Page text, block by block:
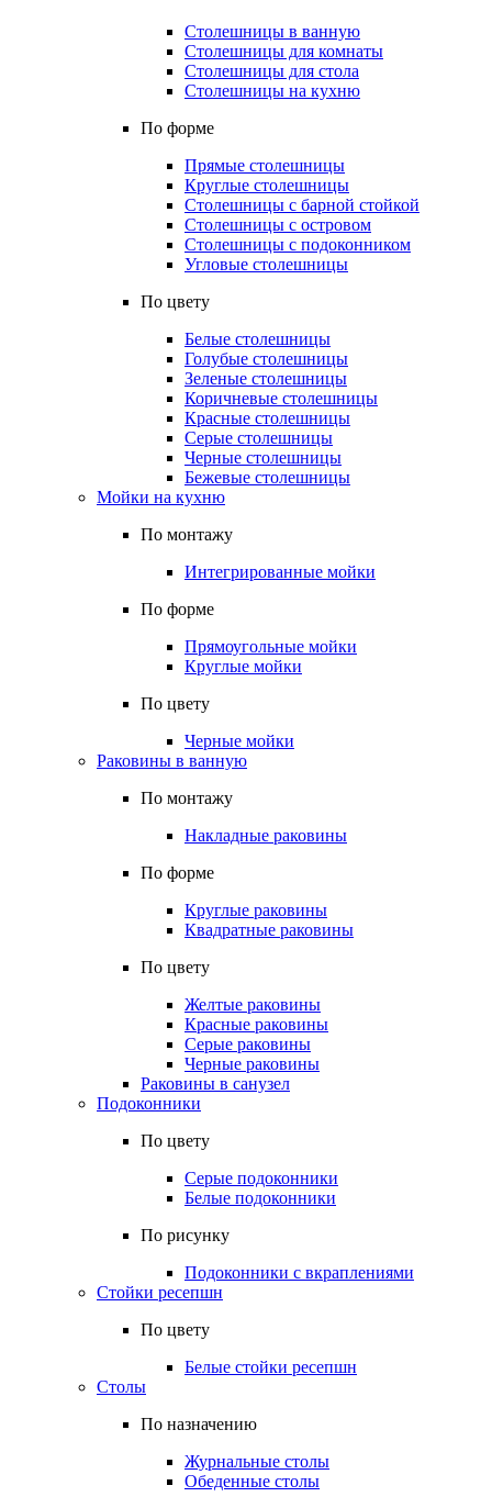
Столешницы в ванную
Столешницы для комнаты
Столешницы для стола
Столешницы на кухню
По форме
Прямые столешницы
Круглые столешницы
Столешницы с барной стойкой
Столешницы с островом
Столешницы с подоконником
Угловые столешницы
По цвету
Белые столешницы
Голубые столешницы
Зеленые столешницы
Коричневые столешницы
Красные столешницы
Серые столешницы
Черные столешницы
Бежевые столешницы
Мойки на кухню
По монтажу
Интегрированные мойки
По форме
Прямоугольные мойки
Круглые мойки
По цвету
Черные мойки
Раковины в ванную
По монтажу
Накладные раковины
По форме
Круглые раковины
Квадратные раковины
По цвету
Желтые раковины
Красные раковины
Серые раковины
Черные раковины
Раковины в санузел
Подоконники
По цвету
Серые подоконники
Белые подоконники
По рисунку
Подоконники с вкраплениями
Стойки ресепшн
По цвету
Белые стойки ресепшн
Столы
По назначению
Журнальные столы
Обеденные столы